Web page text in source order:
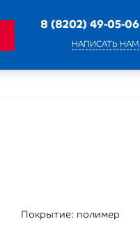
8 (8202) 49-05-06
НАПИСАТЬ НАМ
Покрытие: полимер